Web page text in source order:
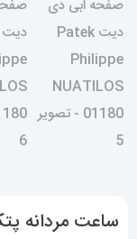
ساعت مردانه